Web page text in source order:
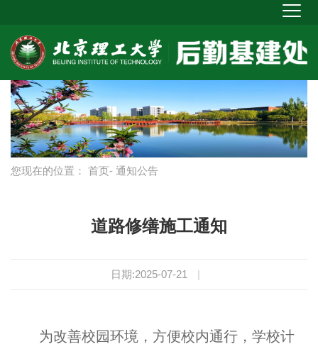
您现在的位置： 首页- 通知公告
道路修缮施工通知
日期:2025-07-21 |
为改善校园环境，方便校内通行，学校计